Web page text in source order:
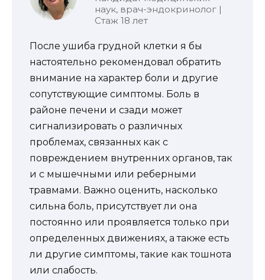
наук, врач-эндокринолог |
Стаж 18 лет
После ушиба грудной клетки я бы
настоятельно рекомендовал обратить
внимание на характер боли и другие
сопутствующие симптомы. Боль в
районе печени и сзади может
сигнализировать о различных
проблемах, связанных как с
повреждением внутренних органов, так
и с мышечными или реберными
травмами. Важно оценить, насколько
сильна боль, присутствует ли она
постоянно или проявляется только при
определенных движениях, а также есть
ли другие симптомы, такие как тошнота
или слабость.